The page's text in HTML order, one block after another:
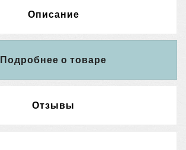
Описание
Подробнее о товаре
Отзывы